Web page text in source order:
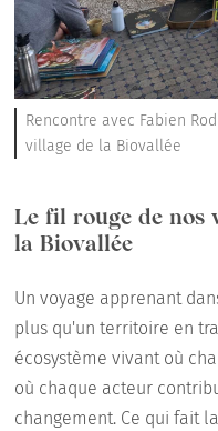
Rencontre avec Fabien
village de la Biovallée
Le fil rouge de nos
la Biovallée
Un voyage apprenant
plus qu'un territoire en
écosystème vivant où
où chaque acteur
changement. Ce qui fait